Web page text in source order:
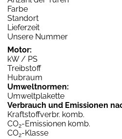
Farbe
Standort
Lieferzeit
Unsere Nummer
Motor:
kW / PS
Treibstoff
Hubraum
Umweltnormen:
Umweltplakette
Verbrauch und Emissionen
Kraftstoffverbr. komb.
CO2-Emissionen komb.
CO2-Klasse